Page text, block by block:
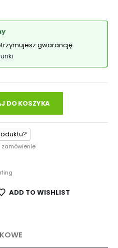
gwarancję
DO KOSZYKA
zamówienie
ADD TO WISHLIST